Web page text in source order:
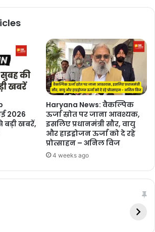
2026
बड़ी खबरें,
Haryana News: वैकल्पिक
ऊर्जा स्रोत पर जाना आवश्यक,
इसलिए प्रधानमंत्री सौर, वायु
और हाइड्रोजन ऊर्जा को दे रहे
प्रोत्साहन – अनिल विज
4 weeks ago